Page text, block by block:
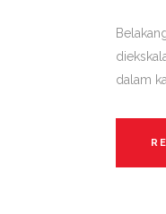
dalam